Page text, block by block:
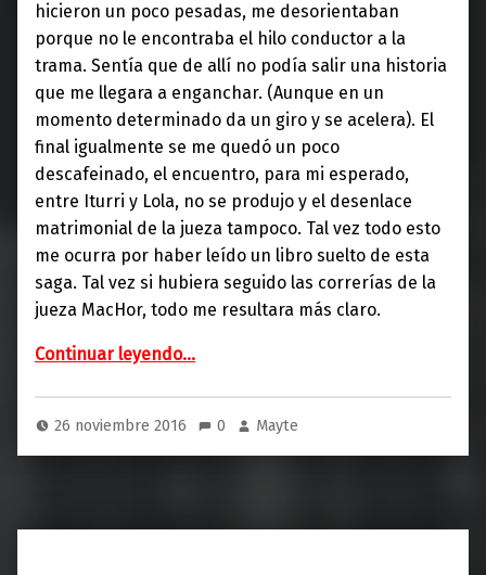
hicieron un poco pesadas, me desorientaban
porque no le encontraba el hilo conductor a la
trama. Sentía que de allí no podía salir una historia
que me llegara a enganchar. (Aunque en un
momento determinado da un giro y se acelera). El
final igualmente se me quedó un poco
descafeinado, el encuentro, para mi esperado,
entre Iturri y Lola, no se produjo y el desenlace
matrimonial de la jueza tampoco. Tal vez todo esto
me ocurra por haber leído un libro suelto de esta
saga. Tal vez si hubiera seguido las correrías de la
jueza MacHor, todo me resultara más claro.
Continuar leyendo…
26 noviembre 2016 0 Mayte